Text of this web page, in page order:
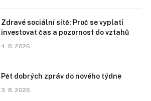
Zdravé sociální sítě: Proč se vyplatí
investovat čas a pozornost do vztahů
4. 8. 2026
Pět dobrých zpráv do nového týdne
3. 8. 2026